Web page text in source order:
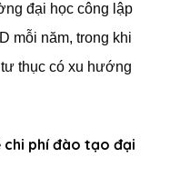
đại học công lập
mỗi năm, trong khi
thục có xu hướng
chi phí đào tạo đại